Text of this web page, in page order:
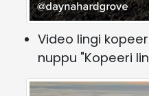
Video lingi
nuppu "Kopeeri